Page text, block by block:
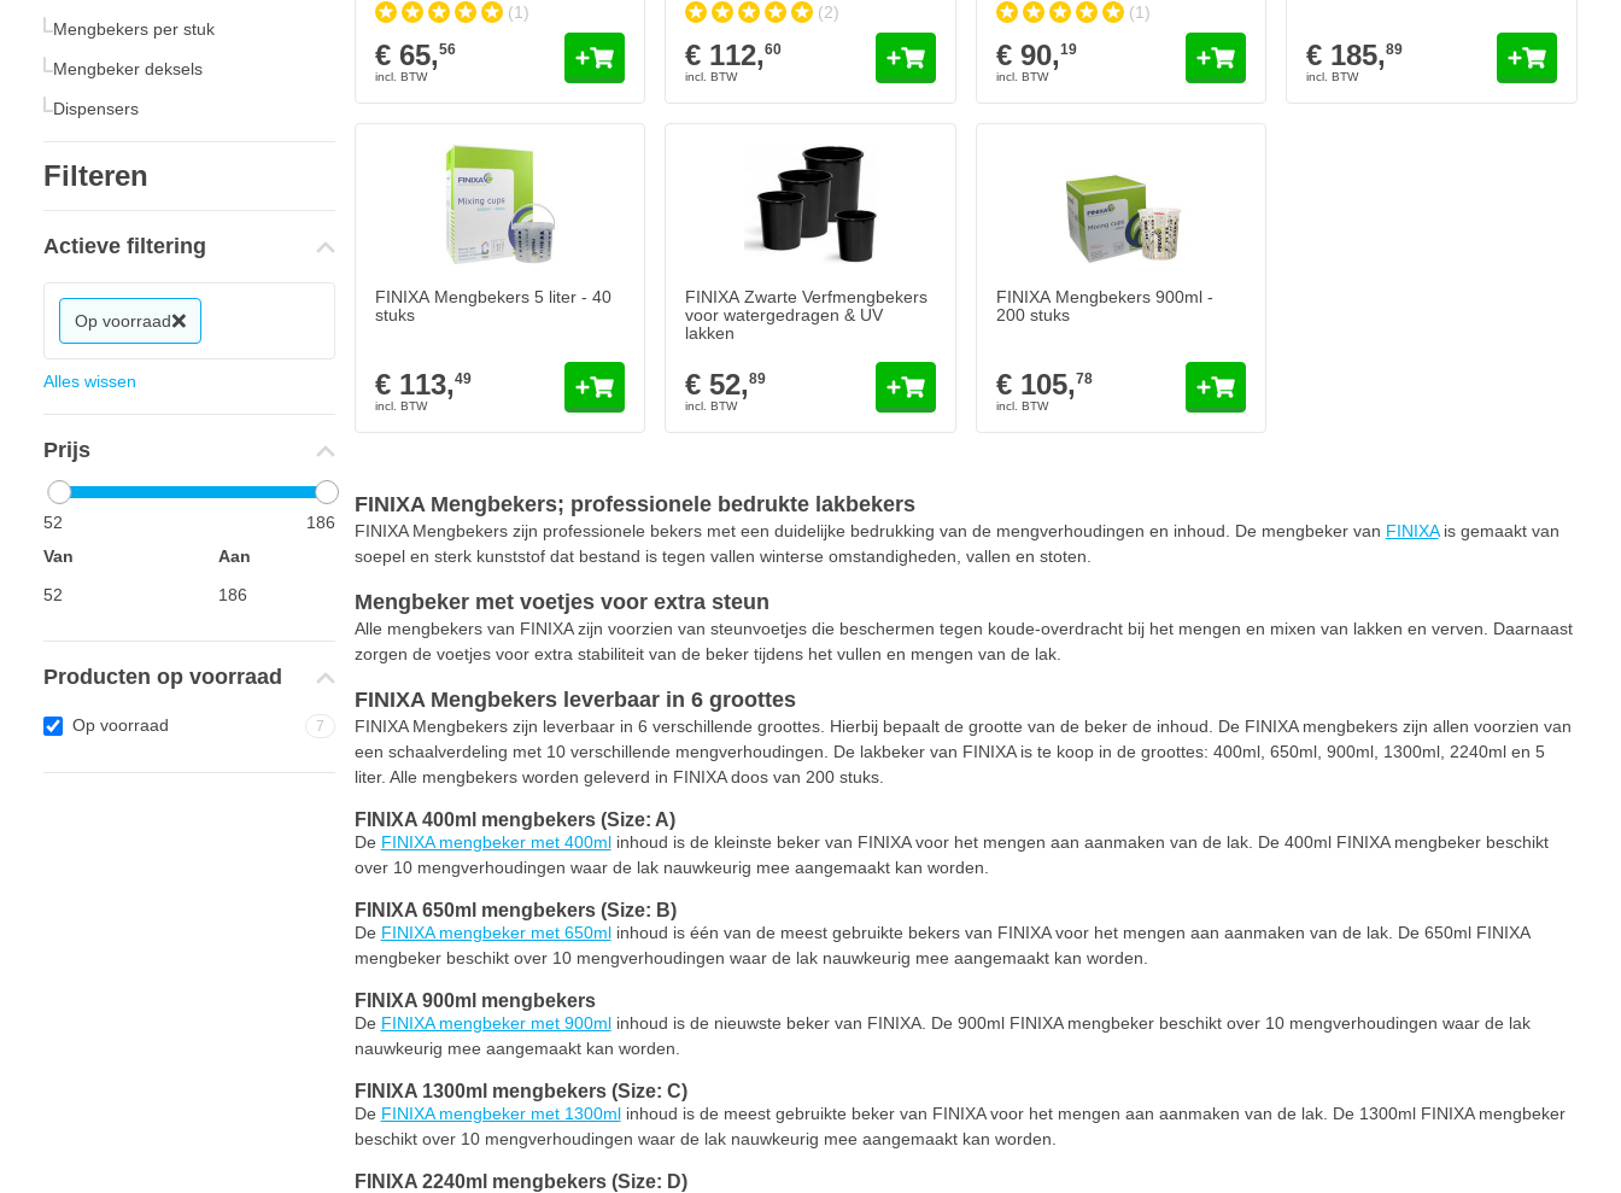
Mengbekers per stuk
Mengbeker deksels
Dispensers
Filteren
Actieve filtering
Op voorraad
Alles wissen
Prijs
52
186
Van
Aan
Producten op voorraad
Op voorraad 7
(1)
€ 65,56
(2)
€ 112,60
(1)
€ 90,19 € 185,89
FINIXA Mengbekers 5 liter - 40
stuks
€ 113,49
Op voorraad
In mijn winkelwagen
FINIXA Zwarte Verfmengbekers
voor watergedragen & UV
lakken
€ 52,89
FINIXA Mengbekers 900ml -
200 stuks
€ 105,78
FINIXA Mengbekers; professionele bedrukte lakbekers
FINIXA Mengbekers zijn professionele bekers met een duidelijke bedrukking van de mengverhoudingen en inhoud. De mengbeker van FINIXAis gemaakt van
soepel en sterk kunststof dat bestand is tegen vallen winterse omstandigheden, vallen en stoten.
Mengbeker met voetjes voor extra steun
Alle mengbekers van FINIXA zijn voorzien van steunvoetjes die beschermen tegen koude-overdracht bij het mengen en mixen van lakken en verven. Daarnaast
zorgen de voetjes voor extra stabiliteit van de beker tijdens het vullen en mengen van de lak.
FINIXA Mengbekers leverbaar in 6 groottes
FINIXA Mengbekers zijn leverbaar in 6 verschillende groottes. Hierbij bepaalt de grootte van de beker de inhoud. De FINIXA mengbekers zijn allen voorzien van
een schaalverdeling met 10 verschillende mengverhoudingen. De lakbeker van FINIXA is te koop in de groottes: 400ml, 650ml, 900ml, 1300ml, 2240ml en 5
liter. Alle mengbekers worden geleverd in FINIXA doos van 200 stuks.
FINIXA 400ml mengbekers (Size: A)
De FINIXA mengbeker met 400mlinhoud is de kleinste beker van FINIXA voor het mengen aan aanmaken van de lak. De 400ml FINIXA mengbeker beschikt
over 10 mengverhoudingen waar de lak nauwkeurig mee aangemaakt kan worden.
FINIXA 650ml mengbekers (Size: B)
De FINIXA mengbeker met 650mlinhoud is één van de meest gebruikte bekers van FINIXA voor het mengen aan aanmaken van de lak. De 650ml FINIXA
mengbeker beschikt over 10 mengverhoudingen waar de lak nauwkeurig mee aangemaakt kan worden.
FINIXA 900ml mengbekers
De FINIXA mengbeker met 900mlinhoud is de nieuwste beker van FINIXA. De 900ml FINIXA mengbeker beschikt over 10 mengverhoudingen waar de lak
nauwkeurig mee aangemaakt kan worden.
FINIXA 1300ml mengbekers (Size: C)
De FINIXA mengbeker met 1300mlinhoud is de meest gebruikte beker van FINIXA voor het mengen aan aanmaken van de lak. De 1300ml FINIXA mengbeker
beschikt over 10 mengverhoudingen waar de lak nauwkeurig mee aangemaakt kan worden.
FINIXA 2240ml mengbekers (Size: D)